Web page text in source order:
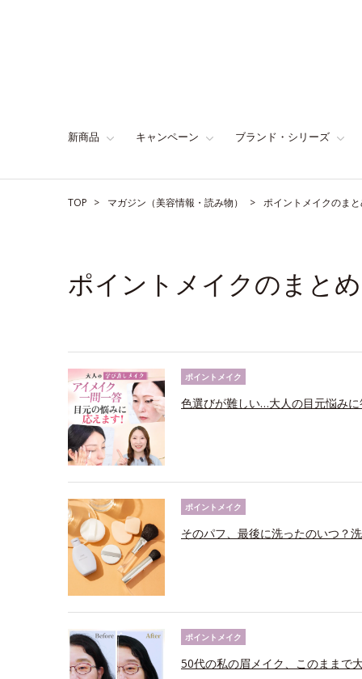
新商品 キャンペーン ブランド・シリーズ
TOP マガジン（美容情報・読み物） ポイントメイクのま
ポイントメイクのまとめ
ポイントメイク
色選びが難しい…大人の目元悩み
ポイントメイク
そのパフ、最後に洗ったのいつ？
ポイントメイク
50代の私の眉メイク、このままで